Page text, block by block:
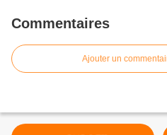
Commentaires
Ajouter un